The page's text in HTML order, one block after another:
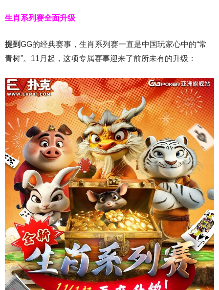
生肖系列赛全面升级
提到GG的经典赛事，生肖系列赛一直是中国玩家心中的“常
青树”。11月起，这项专属赛事迎来了前所未有的升级：